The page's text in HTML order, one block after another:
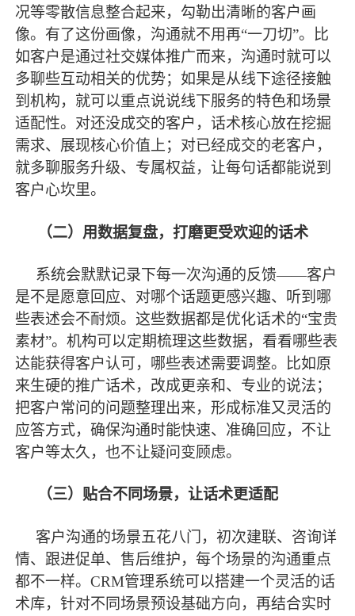
况等零散信息整合起来，勾勒出清晰的客户画
像。有了这份画像，沟通就不用再“一刀切”。比
如客户是通过社交媒体推广而来，沟通时就可以
多聊些互动相关的优势；如果是从线下途径接触
到机构，就可以重点说说线下服务的特色和场景
适配性。对还没成交的客户，话术核心放在挖掘
需求、展现核心价值上；对已经成交的老客户，
就多聊服务升级、专属权益，让每句话都能说到
客户心坎里。
（二）用数据复盘，打磨更受欢迎的话术
系统会默默记录下每一次沟通的反馈——客户
是不是愿意回应、对哪个话题更感兴趣、听到哪
些表述会不耐烦。这些数据都是优化话术的“宝贵
素材”。机构可以定期梳理这些数据，看看哪些表
达能获得客户认可，哪些表述需要调整。比如原
来生硬的推广话术，改成更亲和、专业的说法；
把客户常问的问题整理出来，形成标准又灵活的
应答方式，确保沟通时能快速、准确回应，不让
客户等太久，也不让疑问变顾虑。
（三）贴合不同场景，让话术更适配
客户沟通的场景五花八门，初次建联、咨询详
情、跟进促单、售后维护，每个场景的沟通重点
都不一样。CRM管理系统可以搭建一个灵活的话
术库，针对不同场景预设基础方向，再结合实时